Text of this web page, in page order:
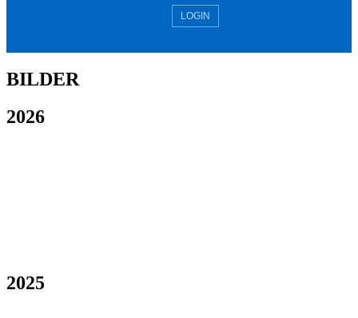
LOGIN
BILDER
2026
2025